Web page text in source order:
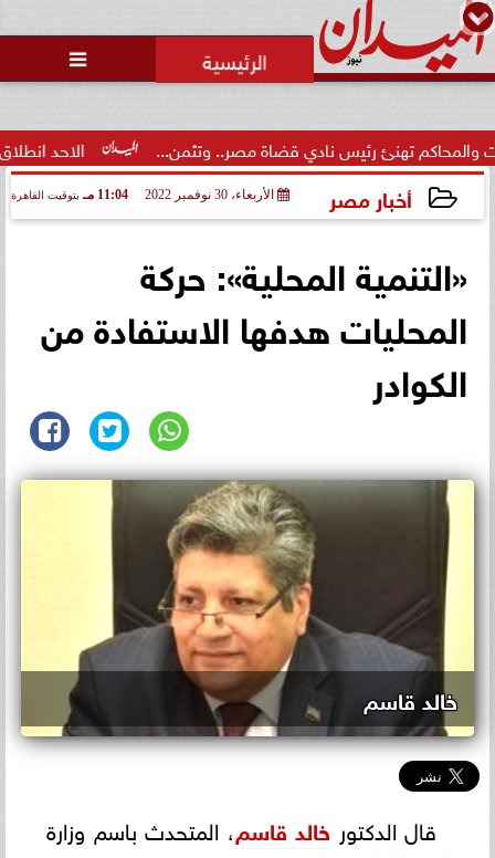

الاحد انطلاق  المرحلة تهنئ رئيس نادي قضاة مصر.. وتثمن...
أخبار مصر الأربعاء، 30 نوفمبر 2022 11:04 مـ بتوقيت القاهرة
«التنمية المحلية»: حركة
المحليات هدفها الاستفادة من
الكوادر
خالد قاسم
قال الدكتور خالد قاسم، المتحدث باسم وزارة